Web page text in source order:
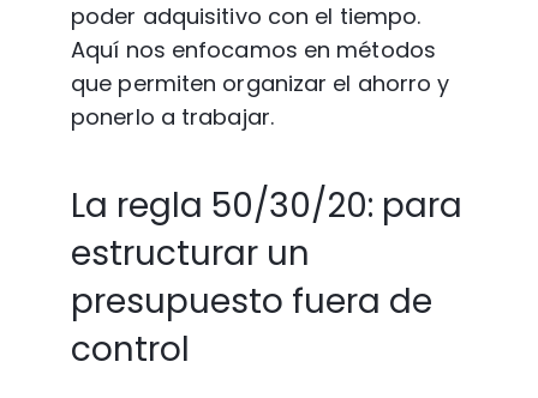
poder adquisitivo con el tiempo.
Aquí nos enfocamos en métodos
que permiten organizar el ahorro y
ponerlo a trabajar.
La regla 50/30/20: para
estructurar un
presupuesto fuera de
control